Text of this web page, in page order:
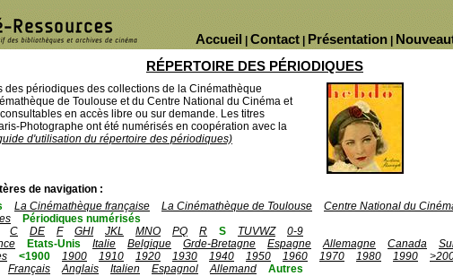
Présentation
Contact
Accueil
RÉPERTOIRE DES PÉRIODIQUES
des périodiques des collections de la Cinémathèque
de Toulouse et du Centre National du Cinéma et
en accès libre ou sur demande. Les titres
Photographe ont été numérisés en coopération avec la
d'utilisation du répertoire des périodiques)
de navigation :
La Cinémathèque française La Cinémathèque de Toulouse
Centre National du
Périodiques numérisés
C DE F GHI JKL MNO PQ R S TUVWZ
0-9
Etats-Unis Italie Belgique Grde-Bretagne Espagne Allemagne Canada
<1900 1900 1910 1920 1930 1940 1950 1960 1970 1980 1990
Français Anglais Italien Espagnol Allemand
Autres